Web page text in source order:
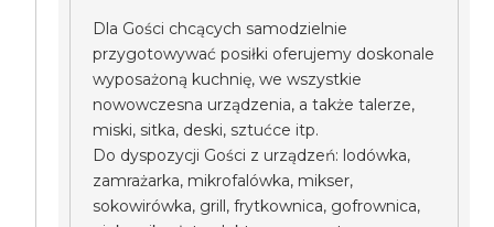
Dla Gości chcących samodzielnie
przygotowywać posiłki oferujemy doskonale
wyposażoną kuchnię, we wszystkie
nowowczesna urządzenia, a także talerze,
miski, sitka, deski, sztućce itp.
Do dyspozycji Gości z urządzeń: lodówka,
zamrażarka, mikrofalówka, mikser,
sokowirówka, grill, frytkownica, gofrownica,